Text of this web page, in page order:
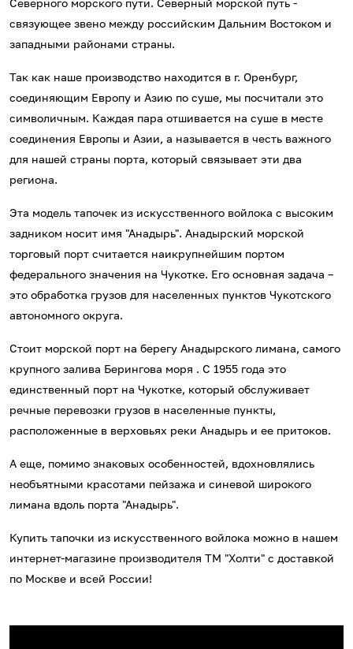
Северного морского пути. Северный морской путь -
связующее звено между российским Дальним Востоком и
западными районами страны.
Так как наше производство находится в г. Оренбург,
соединяющим Европу и Азию по суше, мы посчитали это
символичным. Каждая пара отшивается на суше в месте
соединения Европы и Азии, а называется в честь важного
для нашей страны порта, который связывает эти два
региона.
Эта модель тапочек из искусственного войлока с высоким
задником носит имя "Анадырь". Анадырский морской
торговый порт считается наикрупнейшим портом
федерального значения на Чукотке. Его основная задача –
это обработка грузов для населенных пунктов Чукотского
автономного округа.
Стоит морской порт на берегу Анадырского лимана, самого
крупного залива Берингова моря . С 1955 года это
единственный порт на Чукотке, который обслуживает
речные перевозки грузов в населенные пункты,
расположенные в верховьях реки Анадырь и ее притоков.
А еще, помимо знаковых особенностей, вдохновлялись
необъятными красотами пейзажа и синевой широкого
лимана вдоль порта "Анадырь".
Купить тапочки из искусственного войлока можно в нашем
интернет-магазине производителя ТМ "Холти" с доставкой
по Москве и всей России!